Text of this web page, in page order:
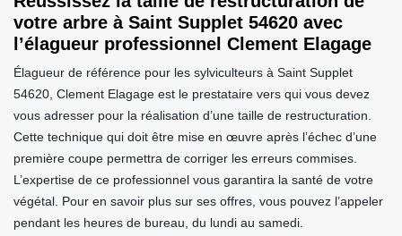
votre arbre à Saint Supplet 54620 avec
l’élagueur professionnel Clement Elagage
Élagueur de référence pour les sylviculteurs à Saint Supplet
54620, Clement Elagage est le prestataire vers qui vous devez
vous adresser pour la réalisation d’une taille de restructuration.
Cette technique qui doit être mise en œuvre après l’échec d’une
première coupe permettra de corriger les erreurs commises.
L’expertise de ce professionnel vous garantira la santé de votre
végétal. Pour en savoir plus sur ses offres, vous pouvez l’appeler
pendant les heures de bureau, du lundi au samedi.